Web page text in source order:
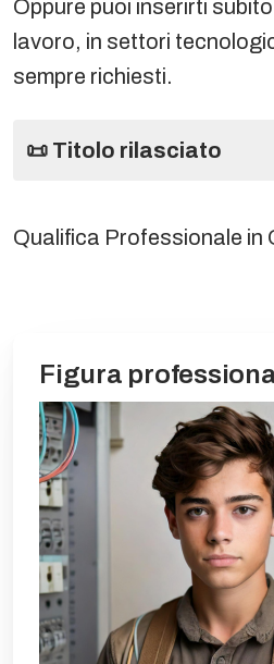
Oppure puoi inserirti subito
lavoro, in settori
sempre richiesti.
📜 Titolo rilasciato
Qualifica Professionale in
Figura